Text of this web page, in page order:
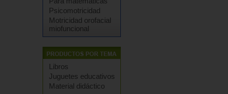
Psicomotricidad
Motricidad orofacial
miofuncional
Libros
Juguetes educativos
Material didáctico